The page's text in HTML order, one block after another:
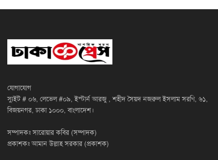
যোগাযোগ
স্যুইট # ০৬, লেভেল #০৯, ইস্টার্ন আরজু , শহীদ সৈয়দ নজরুল ইসলাম সরণি, ৬১,
বিজয়নগর, ঢাকা ১০০০, বাংলাদেশ।
সম্পাদকঃ সারোয়ার কবির (সম্পাদক)
প্রকাশকঃ আমান উল্লাহ সরকার (প্রকাশক)